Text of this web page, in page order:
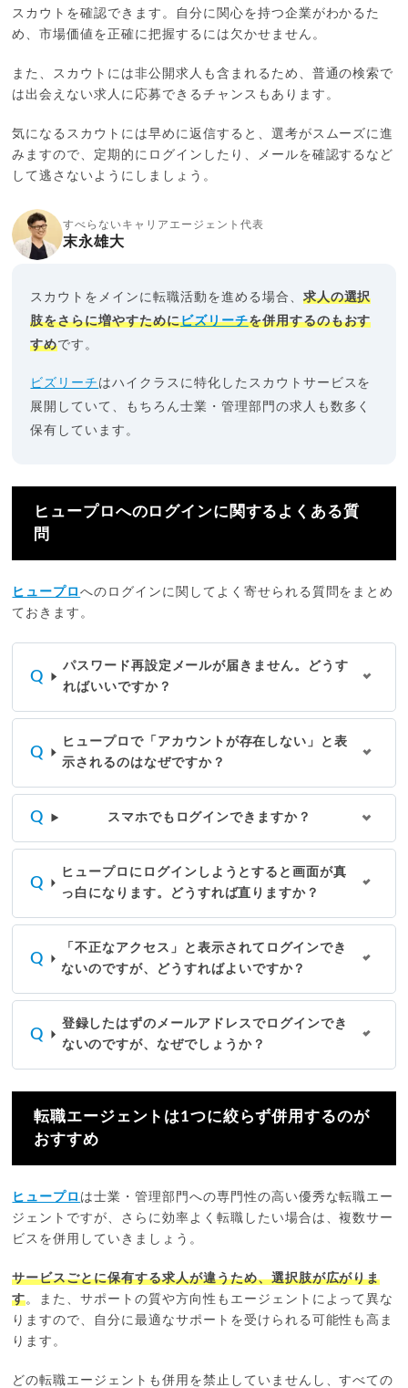
スカウトを確認できます。自分に関心を持つ企業がわかるた
め、市場価値を正確に把握するには欠かせません。
また、スカウトには非公開求人も含まれるため、普通の検索で
は出会えない求人に応募できるチャンスもあります。
気になるスカウトには早めに返信すると、選考がスムーズに進
みますので、定期的にログインしたり、メールを確認するなど
して逃さないようにしましょう。
すべらないキャリアエージェント代表
末永雄大
スカウトをメインに転職活動を進める場合、 求人の選択
肢をさらに増やすためにビズリーチを併用するのもおす
すめです。
ビズリーチ はハイクラスに特化したスカウトサービスを
展開していて、もちろん士業・管理部門の求人も数多く
保有しています。
ヒュープロへのログインに関するよくある質
問
ヒュープロへのログインに関してよく寄せられる質問をまとめ
ておきます。
パスワード再設定メールが届きません。どうす
ればいいですか？
ヒュープロで「アカウントが存在しない」と表
示されるのはなぜですか？
スマホでもログインできますか？
ヒュープロにログインしようとすると画面が真
っ白になります。どうすれば直りますか？
「不正なアクセス」と表示されてログインでき
ないのですが、どうすればよいですか？
登録したはずのメールアドレスでログインでき
ないのですが、なぜでしょうか？
転職エージェントは1つに絞らず併用するのが
おすすめ
ヒュープロ は士業・管理部門への専門性の高い優秀な転職エー
ジェントですが、さらに効率よく転職したい場合は、複数サー
ビスを併用していきましょう。
サービスごとに保有する求人が違うため、選択肢が広がりま
す。また、サポートの質や方向性もエージェントによって異な
りますので、自分に最適なサポートを受けられる可能性も高ま
ります。
どの転職エージェントも併用を禁止していませんし、すべての